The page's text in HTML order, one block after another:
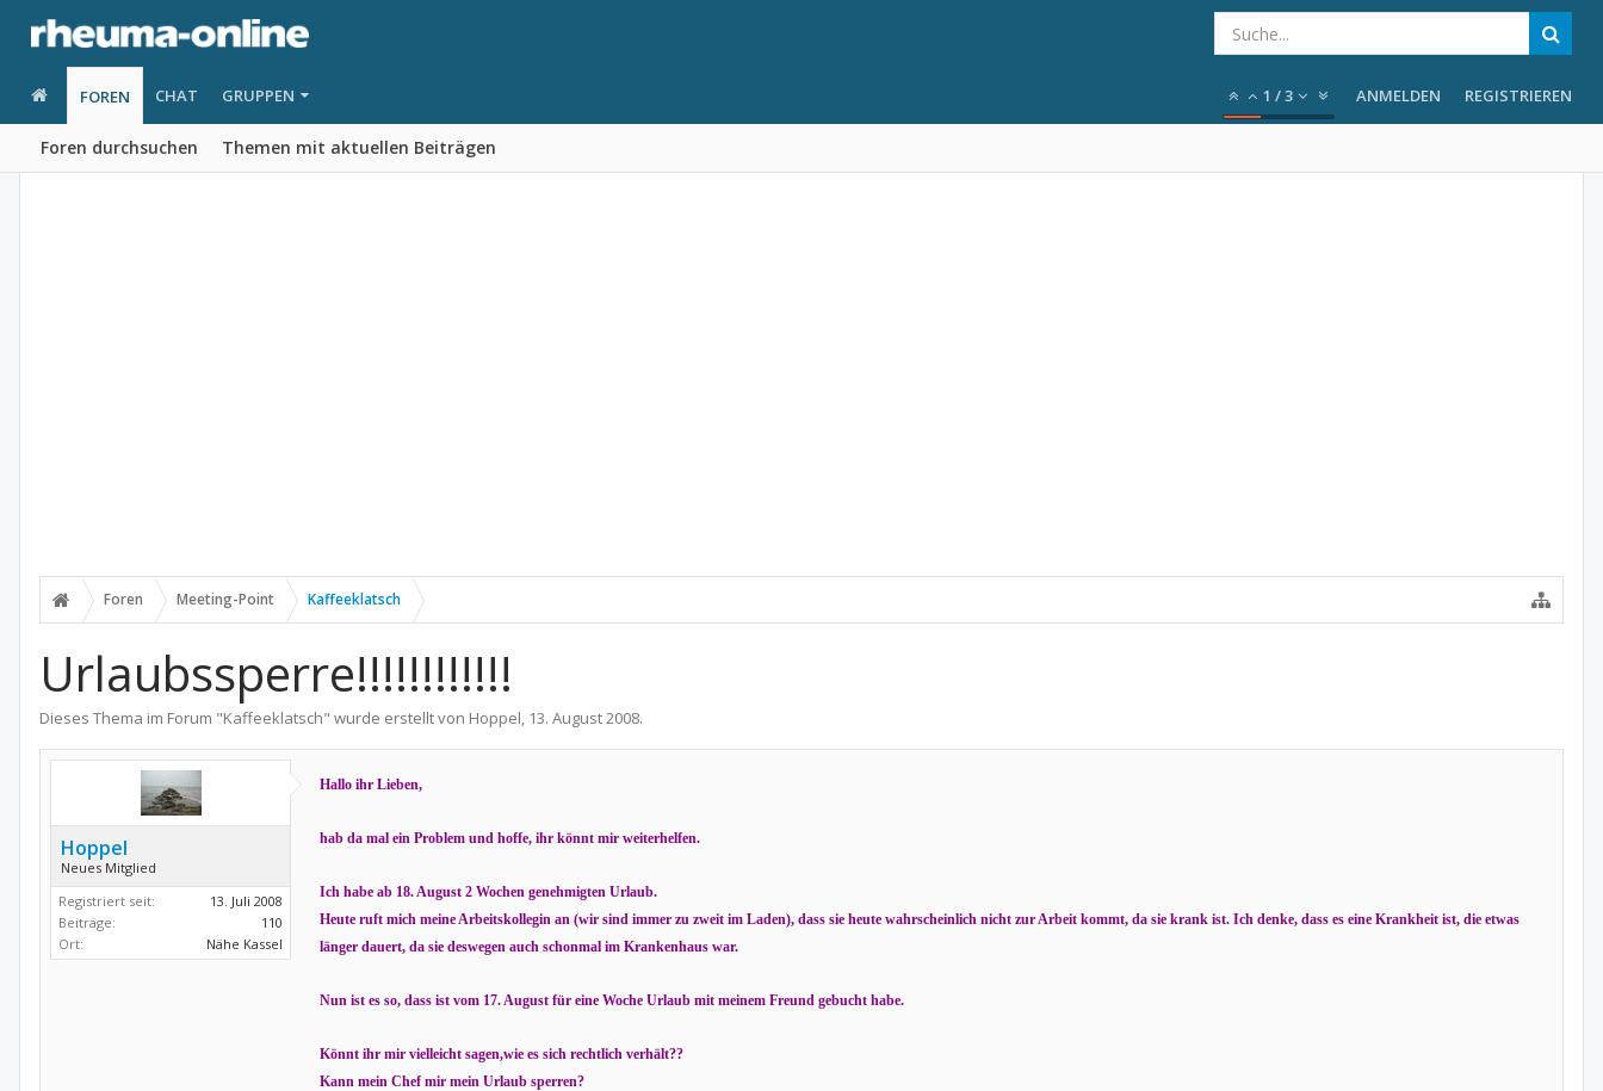
FOREN
Foren durchsuchen Themen mit aktuellen Beiträgen
CHAT GRUPPEN 1 /3 ANMELDEN REGISTRIEREN
Foren Meeting-Point Kaffeeklatsch
Urlaubssperre!!!!!!!!!!!!
Dieses Thema im Forum "Kaffeeklatsch" wurde erstellt von Hoppel, 13. August 2008.
Hoppel
Neues Mitglied
Registriert seit:
13. Juli 2008
Beiträge:
110
Ort:
Nähe Kassel
Hallo ihr Lieben,
hab da mal ein Problem und hoffe, ihr könnt mir weiterhelfen.
Ich habe ab 18. August 2 Wochen genehmigten Urlaub.
Heute ruft mich meine Arbeitskollegin an (wir sind immer zu zweit im Laden), dass sie heute wahrscheinlich nicht zur Arbeit kommt, da sie krank ist. Ich denke, dass es eine Krankheit ist, die etwas
länger dauert, da sie deswegen auch schonmal im Krankenhaus war.
Nun ist es so, dass ist vom 17. August für eine Woche Urlaub mit meinem Freund gebucht habe.
Könnt ihr mir vielleicht sagen,wie es sich rechtlich verhält??
Kann mein Chef mir mein Urlaub sperren?